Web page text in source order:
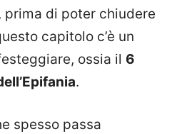
prima di poter chiudere
capitolo c’è un
ossia il 6
.
spesso passa